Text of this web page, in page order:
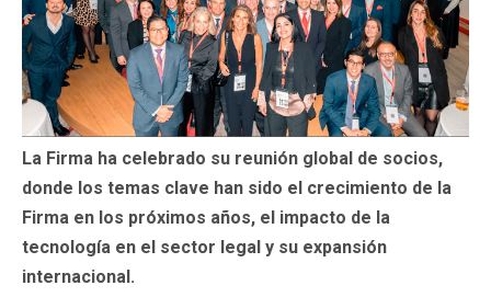
La Firma ha celebrado su reunión global de socios,
donde los temas clave han sido el crecimiento de la
Firma en los próximos años, el impacto de la
tecnología en el sector legal y su expansión
internacional.